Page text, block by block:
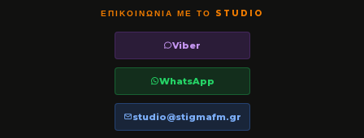
ΕΠΙΚΟΙΝΩΝΊΑ ΜΕ ΤΟ STUDIO
Viber
WhatsApp
studio@stigmafm.gr